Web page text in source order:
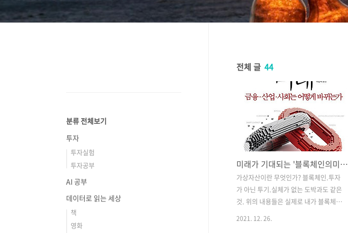
전체 글 44
미래가 기대되는 '블록체인의미래'
가상자산이란 무엇인가? 블록체인.투자
가 아닌 투기.실체가 없는 도박과도 같은
것. 위의 내용들은 실제로 내가 블록체인
2021. 12. 26.
분류 전체보기
투자
투자실험
투자공부
AI 공부
데이터로 읽는 세상
책
영화